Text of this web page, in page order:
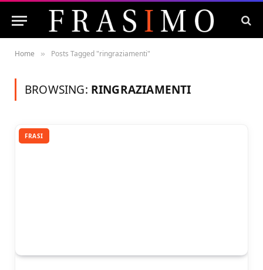
Home » Posts Tagged "ringraziamenti"
BROWSING: RINGRAZIAMENTI
FRASI